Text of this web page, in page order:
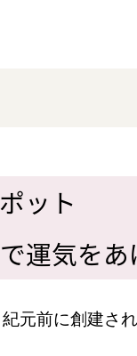
ット
運気をあ
元前に創建さ